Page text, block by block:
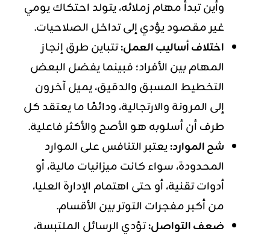
وأين تبدأ مهام زملائه، يتولد احتكاك يومي
غير مقصود يؤدي إلى تداخل الصلاحيات.
اختلاف أساليب العمل:تتباين طرق إنجاز
المهام بين الأفراد؛ فبينما يفضل البعض
التخطيط المسبق والدقيق، يميل آخرون
إلى المرونة والارتجالية، ودائمًا ما يعتقد كل
طرف أن أسلوبه هو الأصح والأكثر فاعلية.
شح الموارد:يعتبر التنافس على الموارد
المحدودة، سواء كانت ميزانيات مالية، أو
أدوات تقنية، أو حتى اهتمام الإدارة العليا،
من أكبر مفجرات التوتر بين الأقسام.
ضعف التواصل:تؤدي الرسائل الملتبسة،